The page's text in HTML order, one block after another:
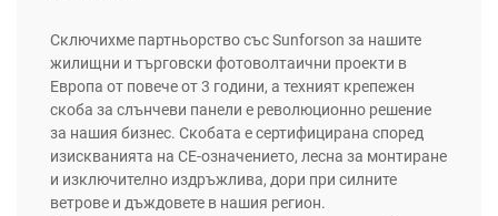
Сключихме партньорство със Sunforson за нашите
жилищни и търговски фотоволтаични проекти в
Европа от повече от 3 години, а техният крепежен
скоба за слънчеви панели е революционно решение
за нашия бизнес. Скобата е сертифицирана според
изискванията на CE-означението, лесна за монтиране
и изключително издръжлива, дори при силните
ветрове и дъждовете в нашия регион.